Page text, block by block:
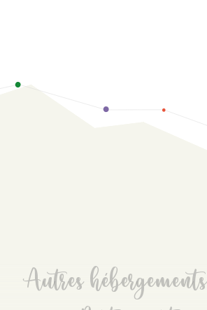
Autres hébergements